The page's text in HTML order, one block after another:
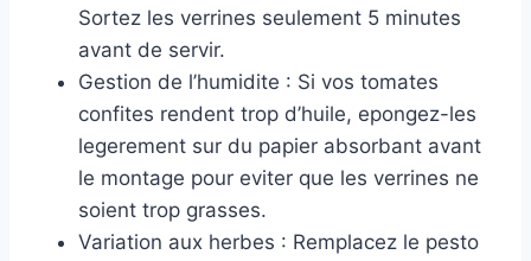
Sortez les verrines seulement 5 minutes
avant de servir.
Gestion de l’humidite : Si vos tomates
confites rendent trop d’huile, epongez-les
legerement sur du papier absorbant avant
le montage pour eviter que les verrines ne
soient trop grasses.
Variation aux herbes : Remplacez le pesto